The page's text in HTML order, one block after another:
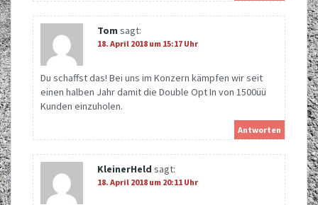
Tom sagt:
18. April 2018 um 15:17 Uhr
Du schaffst das! Bei uns im Konzern kämpfen wir seit
einen halben Jahr damit die Double Opt In von 1500üü
Kunden einzuholen.
Antworten
KleinerHeld sagt:
18. April 2018 um 20:11 Uhr